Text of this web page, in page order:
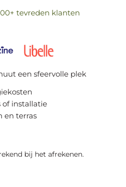
tevreden klanten
een sfeervolle plek
of installatie
en terras
bij het afrekenen.